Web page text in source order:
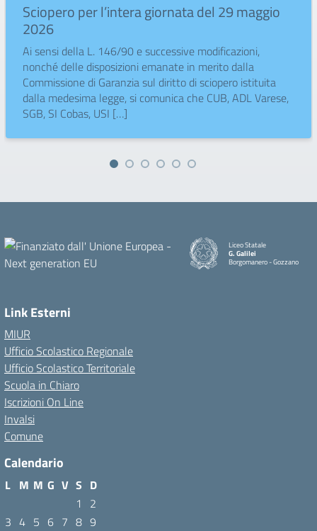
Sciopero per l’intera giornata del 29 maggio
2026
Ai sensi della L. 146/90 e successive modificazioni,
nonché delle disposizioni emanate in merito dalla
Commissione di Garanzia sul diritto di sciopero istituita
dalla medesima legge, si comunica che CUB, ADL Varese,
SGB, SI Cobas, USI […]
Liceo Statale
G. Galilei
Borgomanero - Gozzano
Link Esterni
MIUR
Ufficio Scolastico Regionale
Ufficio Scolastico Territoriale
Scuola in Chiaro
Iscrizioni On Line
Invalsi
Comune
Calendario
L M M G V S D
1
2
3 4 5 6 7 8 9